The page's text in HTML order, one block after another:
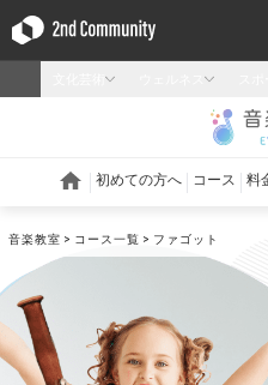
音楽教室 コース一覧 ファゴット